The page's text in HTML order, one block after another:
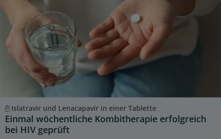
Islatravir und Lenacapavir in einer Tablette
Einmal wöchentliche Kombitherapie erfolgreich
bei HIV geprüft